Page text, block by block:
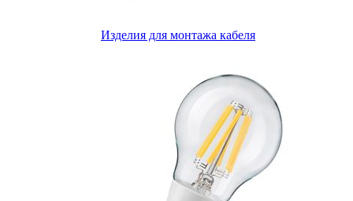
Изделия для монтажа кабеля